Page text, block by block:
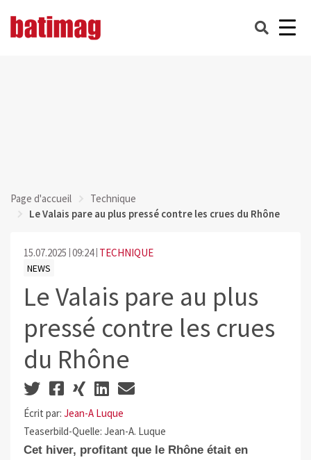
Page d'accueil
Technique
Le Valais pare au plus pressé contre les crues du Rhône
15.07.2025 09:24 TECHNIQUE
NEWS
Le Valais pare au plus
pressé contre les crues
du Rhône
Écrit par: Jean-A Luque
Teaserbild-Quelle: Jean-A. Luque
Cet hiver, profitant que le Rhône était en